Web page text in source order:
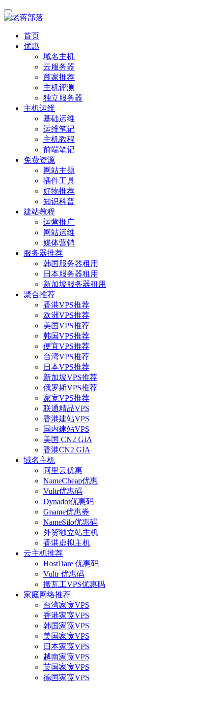
首页
优惠
域名主机
云服务器
商家推荐
主机评测
独立服务器
主机运维
基础运维
运维笔记
主机教程
前端笔记
免费资源
网站主题
插件工具
好物推荐
知识科普
建站教程
运营推广
网站运维
媒体营销
服务器推荐
韩国服务器租用
日本服务器租用
新加坡服务器租用
聚合推荐
香港VPS推荐
欧洲VPS推荐
美国VPS推荐
韩国VPS推荐
便宜VPS推荐
台湾VPS推荐
日本VPS推荐
新加坡VPS推荐
俄罗斯VPS推荐
家宽VPS推荐
联通精品VPS
香港建站VPS
国内建站VPS
美国 CN2 GIA
香港CN2 GIA
域名主机
阿里云优惠
NameCheap优惠
Vultr优惠码
Dynadot优惠码
Gname优惠券
NameSilo优惠码
外贸独立站主机
香港虚拟主机
云主机推荐
HostDare 优惠码
Vultr 优惠码
搬瓦工VPS优惠码
家庭网络推荐
台湾家宽VPS
香港家宽VPS
韩国家宽VPS
美国家宽VPS
日本家宽VPS
越南家宽VPS
英国家宽VPS
德国家宽VPS